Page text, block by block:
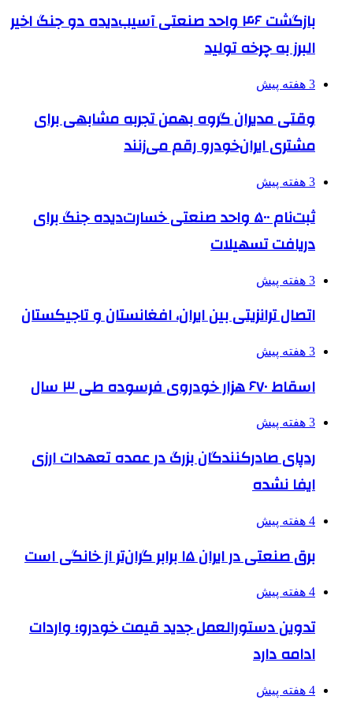
بازگشت ۴۶ واحد صنعتی آسیب‌دیده دو جنگ اخیر
البرز به چرخه تولید
3 هفته پیش
وقتی مدیران گروه بهمن تجربه مشابهی برای
مشتری ایران‌خودرو رقم می‌زنند
3 هفته پیش
ثبت‌نام ۵۰۰ واحد صنعتی خسارت‌دیده جنگ برای
دریافت تسهیلات
3 هفته پیش
اتصال ترانزیتی بین ایران، افغانستان و تاجیکستان
3 هفته پیش
اسقاط ۶۷۰ هزار خودروی فرسوده طی ۳ سال
3 هفته پیش
ردپای صادرکنندگان بزرگ در عمده تعهدات ارزی
ایفا نشده
4 هفته پیش
برق صنعتی در ایران ۱۵ برابر گران‌تر از خانگی است
4 هفته پیش
تدوین دستورالعمل جدید قیمت خودرو؛ واردات
ادامه دارد
4 هفته پیش